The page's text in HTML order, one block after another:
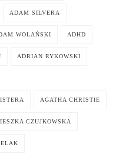
ADAM SILVERA
WOLAŃSKI ADHD
ADRIAN RYKOWSKI
AGATHA CHRISTIE
CZUJKOWSKA